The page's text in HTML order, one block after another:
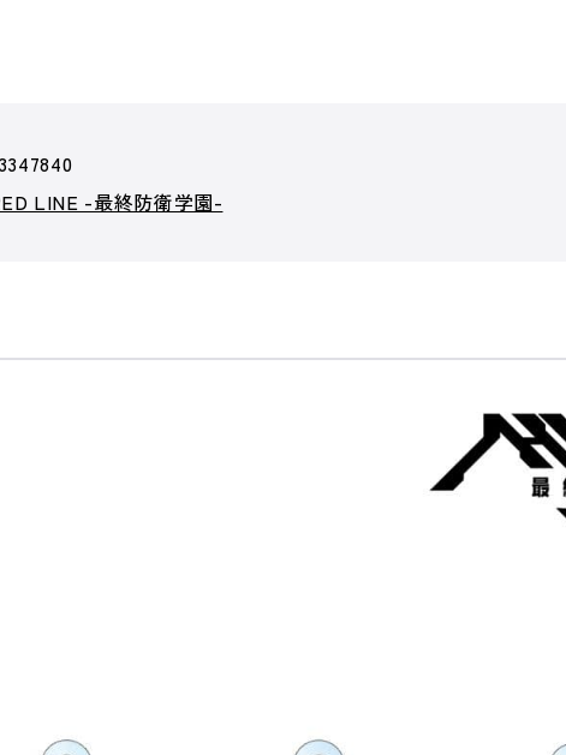
LINE -最終防衛学園-